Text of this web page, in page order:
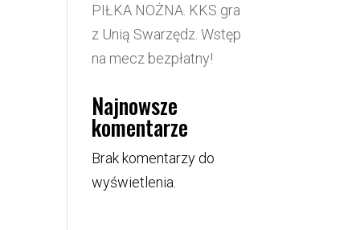
PIŁKA NOŻNA. KKS gra
z Unią Swarzędz. Wstęp
na mecz bezpłatny!
Najnowsze
komentarze
Brak komentarzy do
wyświetlenia.